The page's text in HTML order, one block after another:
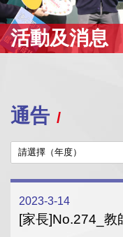
活動及消息
通告
2023-3-14
[家長]No.274_教